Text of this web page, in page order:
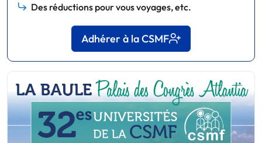
Des réductions pour vous voyages, etc.
Adhérer à la CSMF